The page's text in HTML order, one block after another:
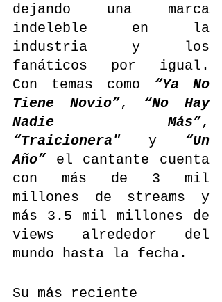
dejando una marca
indeleble en la
industria y los
fanáticos por igual.
Con temas como “Ya No
Tiene Novio”, “No Hay
Nadie Más”
“Traicionera" y “Un
Año” el cantante cuenta
con más de 3 mil
millones de streams y
más 3.5 mil millones de
views alrededor del
mundo hasta la fecha.
Su más reciente